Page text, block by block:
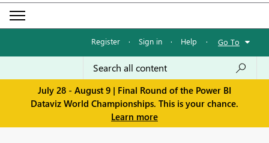
Register · Sign in · Help · Go To
July 28 - August 9 | Final Round of the Power BI
Dataviz World Championships. This is your chance.
Learn more